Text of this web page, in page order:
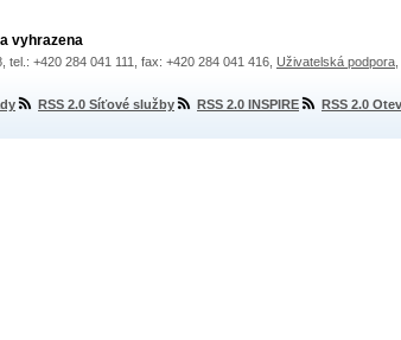
vyhrazena
+420 284 041 111, fax: +420 284 041 416, Uživatelská podpora
RSS 2.0 Síťové služby RSS 2.0 INSPIRE RSS 2.0